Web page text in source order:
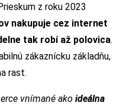
z roku 2023
nakupuje cez internet
tak robí až polovica.
zákaznícku základňu,
rast.
vnímané ako ideálna